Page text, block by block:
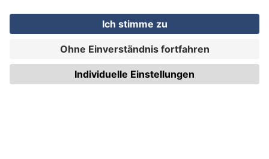
Illerstraße 15
71522 Backnang